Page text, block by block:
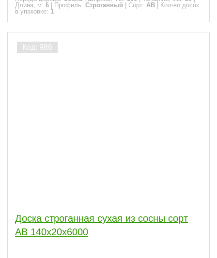
Длина, м: 6 Профиль: Строганный Сорт: АВ
Кол-во досок
в упаковке: 1
Доска строганная сухая из сосны сорт
АВ 140x20x6000